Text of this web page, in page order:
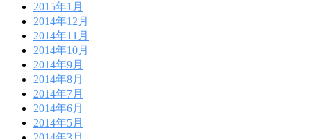
2015年1月
2014年12月
2014年11月
2014年10月
2014年9月
2014年8月
2014年7月
2014年6月
2014年5月